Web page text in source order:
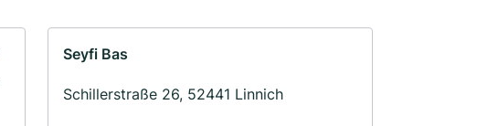
Seyfi Bas
Schillerstraße 26, 52441 Linnich